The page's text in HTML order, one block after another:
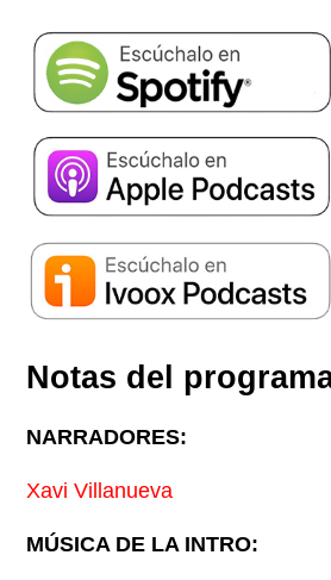
Notas del
NARRADORES:
Xavi Villanueva
MÚSICA DE LA INTRO: